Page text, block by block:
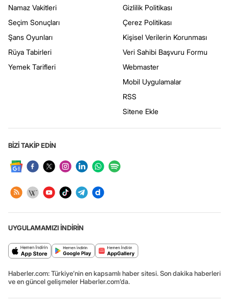
Namaz Vakitleri
Seçim Sonuçları
Şans Oyunları
Rüya Tabirleri
Yemek Tarifleri
Gizlilik Politikası
Çerez Politikası
Kişisel Verilerin Korunması
Veri Sahibi Başvuru Formu
Webmaster
Mobil Uygulamalar
RSS
Sitene Ekle
BİZİ TAKİP EDİN
UYGULAMAMIZI İNDİRİN
Haberler.com: Türkiye’nin en kapsamlı haber sitesi. Son dakika haberleri
ve en güncel gelişmeler Haberler.com’da.